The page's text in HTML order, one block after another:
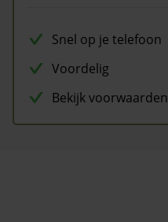
Snel op je telefoon
Voordelig
Bekijk voorwaarden